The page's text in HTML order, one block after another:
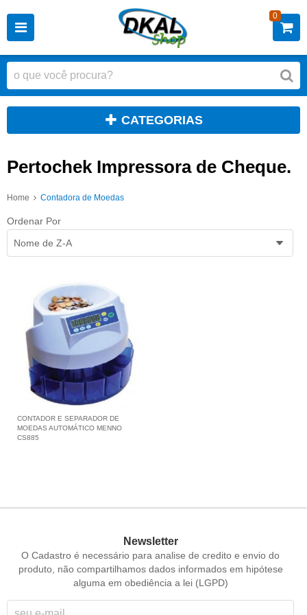
0
CATEGORIAS
Pertochek Impressora de Cheque.
Home Contadora de Moedas
Ordenar Por
Nome de Z-A
CONTADOR E SEPARADOR DE
MOEDAS AUTOMÁTICO MENNO
CS885
Newsletter
O Cadastro é necessário para analise de credito e envio do
produto, não compartilhamos dados informados em hipótese
alguma em obediência a lei (LGPD)